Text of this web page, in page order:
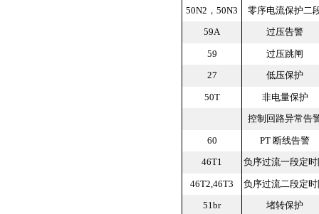
50N2，50N3 零序电流保护二
59A 过压告警
59 过压跳闸
27 低压保护
50T 非电量保护
控制回路异常告
60 PT 断线告警
46T1 负序过流一段定时
46T2,46T3 负序过流二段定时
51br 堵转保护